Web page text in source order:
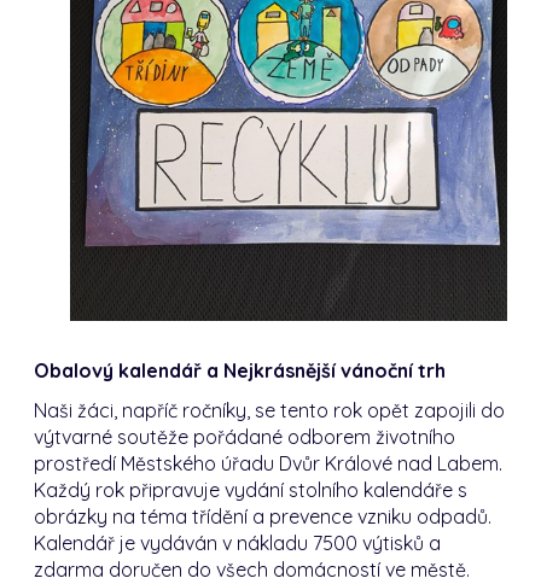
Obalový kalendář a Nejkrásnější vánoční trh
Naši žáci, napříč ročníky, se tento rok opět zapojili do
výtvarné soutěže pořádané odborem životního
prostředí Městského úřadu Dvůr Králové nad Labem.
Každý rok připravuje vydání stolního kalendáře s
obrázky na téma třídění a prevence vzniku odpadů.
Kalendář je vydáván v nákladu 7500 výtisků a
zdarma doručen do všech domácností ve městě.